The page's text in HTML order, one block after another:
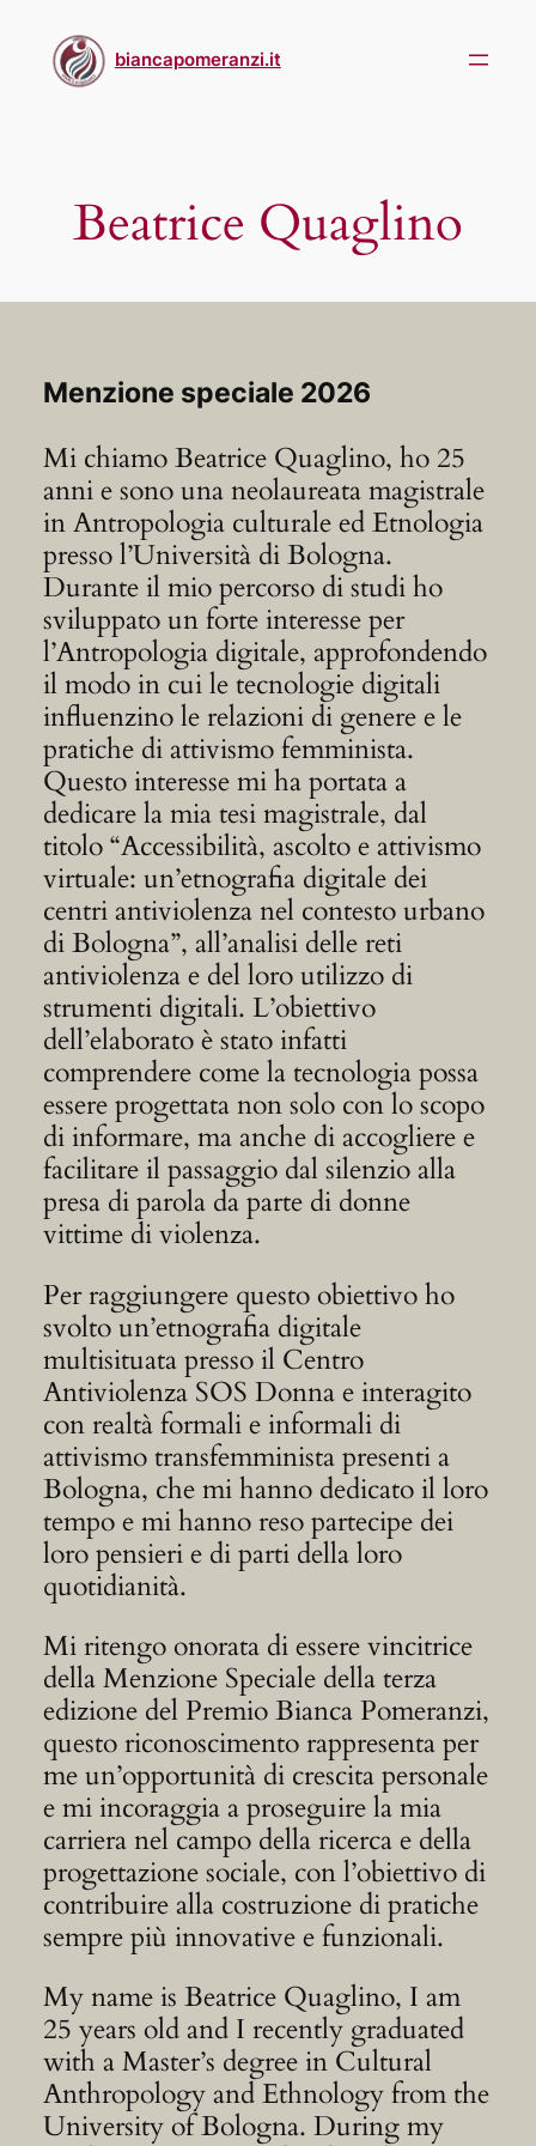
content
biancapomeranzi.it
Beatrice Quaglino
Menzione speciale 2026
Mi chiamo Beatrice Quaglino, ho 25
anni e sono una neolaureata magistrale
in Antropologia culturale ed Etnologia
presso l’Università di Bologna.
Durante il mio percorso di studi ho
sviluppato un forte interesse per
l’Antropologia digitale, approfondendo
il modo in cui le tecnologie digitali
influenzino le relazioni di genere e le
pratiche di attivismo femminista.
Questo interesse mi ha portata a
dedicare la mia tesi magistrale, dal
titolo “Accessibilità, ascolto e attivismo
virtuale: un’etnografia digitale dei
centri antiviolenza nel contesto urbano
di Bologna”, all’analisi delle reti
antiviolenza e del loro utilizzo di
strumenti digitali. L’obiettivo
dell’elaborato è stato infatti
comprendere come la tecnologia possa
essere progettata non solo con lo scopo
di informare, ma anche di accogliere e
facilitare il passaggio dal silenzio alla
presa di parola da parte di donne
vittime di violenza.
Per raggiungere questo obiettivo ho
svolto un’etnografia digitale
multisituata presso il Centro
Antiviolenza SOS Donna e interagito
con realtà formali e informali di
attivismo transfemminista presenti a
Bologna, che mi hanno dedicato il loro
tempo e mi hanno reso partecipe dei
loro pensieri e di parti della loro
quotidianità.
Mi ritengo onorata di essere vincitrice
della Menzione Speciale della terza
edizione del Premio Bianca Pomeranzi,
questo riconoscimento rappresenta per
me un’opportunità di crescita personale
e mi incoraggia a proseguire la mia
carriera nel campo della ricerca e della
progettazione sociale, con l’obiettivo di
contribuire alla costruzione di pratiche
sempre più innovative e funzionali.
My name is Beatrice Quaglino, I am
25 years old and I recently graduated
with a Master’s degree in Cultural
Anthropology and Ethnology from the
University of Bologna. During my